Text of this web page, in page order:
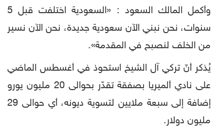
وأكمل المالك السعود : «السعودية اختلفت قبل 5
سنوات، نحن نبني الآن سعودية جديدة، نحن الآن نسير
من الخلف لنصبح في المقدمة».
يُذكر أنّ تركي آل الشيخ استحوذ في أغسطس الماضي
على نادي ألميريا بصفقة تقدّر بحوالى 20 مليون يورو
إضافة إلى سبعة ملايين لتسوية ديونه، أي حوالى 29
مليون دولار.